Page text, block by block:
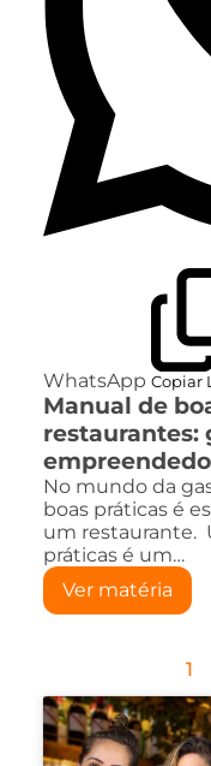
WhatsApp Copiar
Manual de
restaurantes:
No mundo da
boas práticas é
um restaurante.
práticas é um…
Ver matéria
1